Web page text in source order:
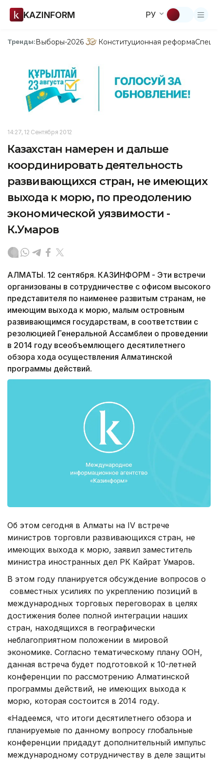
KAZINFORM РУ
Тренды:Выборы-2026 Конституционная реформа
14:27, 12 Сентября 2012
Казахстан намерен и дальше
координировать деятельность
развивающихся стран, не имеющих
выхода к морю, по преодолению
экономической уязвимости -
К.Умаров
АЛМАТЫ. 12 сентября. КАЗИНФОРМ - Эти встречи
организованы в сотрудничестве с офисом высокого
представителя по наименее развитым странам, не
имеющим выхода к морю, малым островным
развивающимся государствам, в соответствии с
резолюцией Генеральной Ассамблеи о проведении
в 2014 году всеобъемлющего десятилетнего
обзора хода осуществления Алматинской
программы действий.
Об этом сегодня в Алматы на IV встрече
министров торговли развивающихся стран, не
имеющих выхода к морю, заявил заместитель
министра иностранных дел РК Кайрат Умаров.
В этом году планируется обсуждение вопросов о
совместных усилиях по укреплению позиций в
международных торговых переговорах в целях
достижения более полной интеграции наших
стран, находящихся в географически
неблагоприятном положении в мировой
экономике. Согласно тематическому плану ООН,
данная встреча будет подготовкой к 10-летней
конференции по рассмотрению Алматинской
программы действий, не имеющих выхода к
морю, которая состоится в 2014 году.
«Надеемся, что итоги десятилетнего обзора и
планируемые по данному вопросу глобальные
конференции придадут дополнительный импульс
международному сотрудничеству в деле защиты